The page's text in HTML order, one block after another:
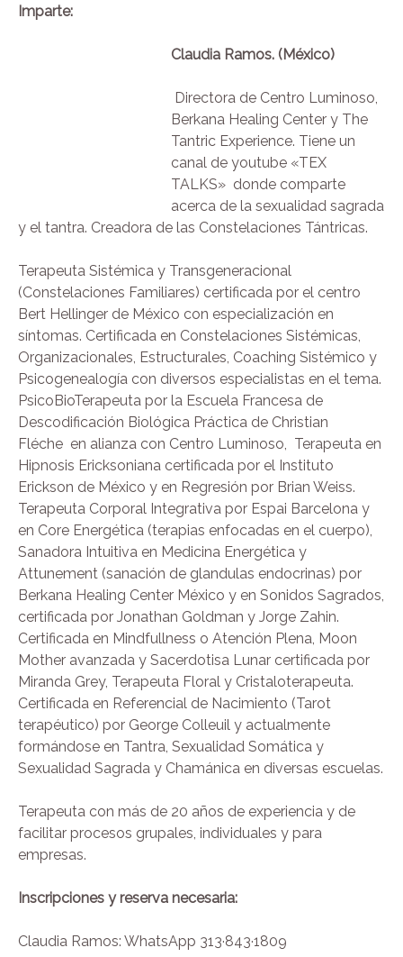
Imparte:
Claudia Ramos. (México)
Directora de Centro Luminoso,
Berkana Healing Center y The
Tantric Experience. Tiene un
canal de youtube «TEX
TALKS» donde comparte
acerca de la sexualidad sagrada
y el tantra. Creadora de las Constelaciones Tántricas.
Terapeuta Sistémica y Transgeneracional
(Constelaciones Familiares) certificada por el centro
Bert Hellinger de México con especialización en
síntomas. Certificada en Constelaciones Sistémicas,
Organizacionales, Estructurales, Coaching Sistémico y
Psicogenealogía con diversos especialistas en el tema.
PsicoBioTerapeuta por la Escuela Francesa de
Descodificación Biológica Práctica de Christian
Fléche en alianza con Centro Luminoso, Terapeuta en
Hipnosis Ericksoniana certificada por el Instituto
Erickson de México y en Regresión por Brian Weiss.
Terapeuta Corporal Integrativa por Espai Barcelona y
en Core Energética (terapias enfocadas en el cuerpo),
Sanadora Intuitiva en Medicina Energética y
Attunement (sanación de glandulas endocrinas) por
Berkana Healing Center México y en Sonidos Sagrados,
certificada por Jonathan Goldman y Jorge Zahin.
Certificada en Mindfullness o Atención Plena, Moon
Mother avanzada y Sacerdotisa Lunar certificada por
Miranda Grey, Terapeuta Floral y Cristaloterapeuta.
Certificada en Referencial de Nacimiento (Tarot
terapéutico) por George Colleuil y actualmente
formándose en Tantra, Sexualidad Somática y
Sexualidad Sagrada y Chamánica en diversas escuelas.
Terapeuta con más de 20 años de experiencia y de
facilitar procesos grupales, individuales y para
empresas.
Inscripciones y reserva necesaria:
Claudia Ramos: WhatsApp 313·843·1809